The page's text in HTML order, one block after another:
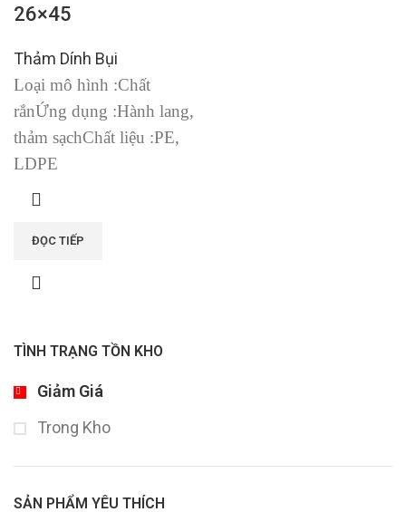
TÌNH TRẠNG TỒN KHO
Giảm Giá
Trong Kho
SẢN PHẨM YÊU THÍCH
26×45
Thảm Dính Bụi
Loại mô hình :Chất
rắnỨng dụng :Hành lang,
thảm sạchChất liệu :PE,
LDPE
ĐỌC TIẾP